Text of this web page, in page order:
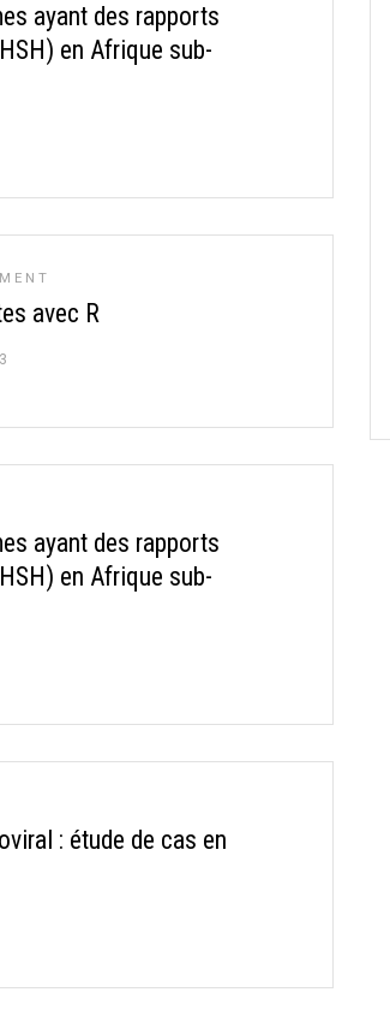
ayant des rapports
en Afrique sub-
avec R
ayant des rapports
en Afrique sub-
: étude de cas en